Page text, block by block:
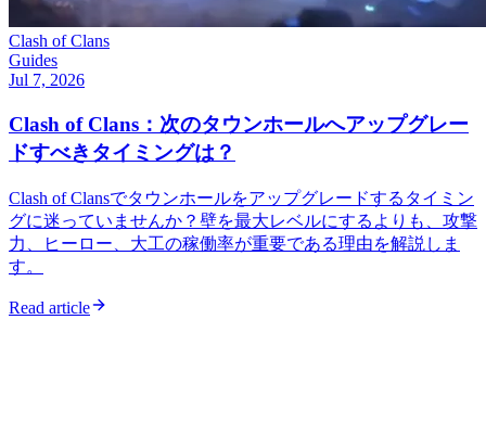
Clash of Clans
Guides
Jul 7, 2026
Clash of Clans：次のタウンホールへアップグレー
ドすべきタイミングは？
Clash of Clansでタウンホールをアップグレードするタイミン
グに迷っていませんか？壁を最大レベルにするよりも、攻撃
力、ヒーロー、大工の稼働率が重要である理由を解説しま
す。
Read article